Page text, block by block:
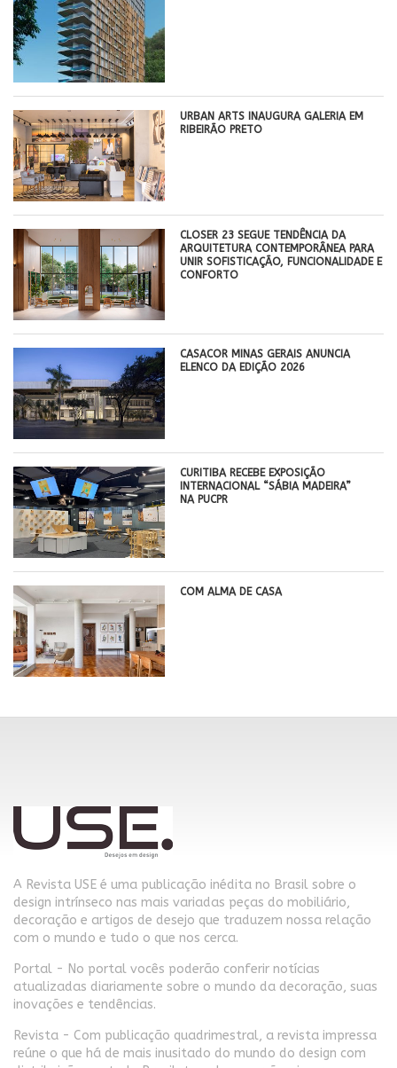
​URBAN ARTS INAUGURA GALERIA EM
RIBEIRÃO PRETO
CLOSER 23 SEGUE TENDÊNCIA DA
ARQUITETURA CONTEMPORÂNEA PARA
UNIR SOFISTICAÇÃO, FUNCIONALIDADE E
CONFORTO
CASACOR MINAS GERAIS ANUNCIA
ELENCO DA EDIÇÃO 2026
CURITIBA RECEBE EXPOSIÇÃO
INTERNACIONAL “SÁBIA MADEIRA”
NA PUCPR
COM ALMA DE CASA
A Revista USE é uma publicação inédita no Brasil sobre o
design intrínseco nas mais variadas peças do mobiliário,
decoração e artigos de desejo que traduzem nossa relação
com o mundo e tudo o que nos cerca.
Portal - No portal vocês poderão conferir notícias
atualizadas diariamente sobre o mundo da decoração, suas
inovações e tendências.
Revista - Com publicação quadrimestral, a revista impressa
reúne o que há de mais inusitado do mundo do design com